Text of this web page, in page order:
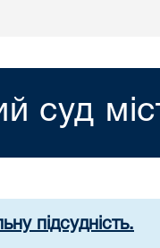
суд
підсудність.